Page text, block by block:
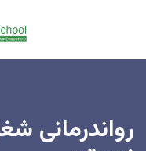
رواندرمانی